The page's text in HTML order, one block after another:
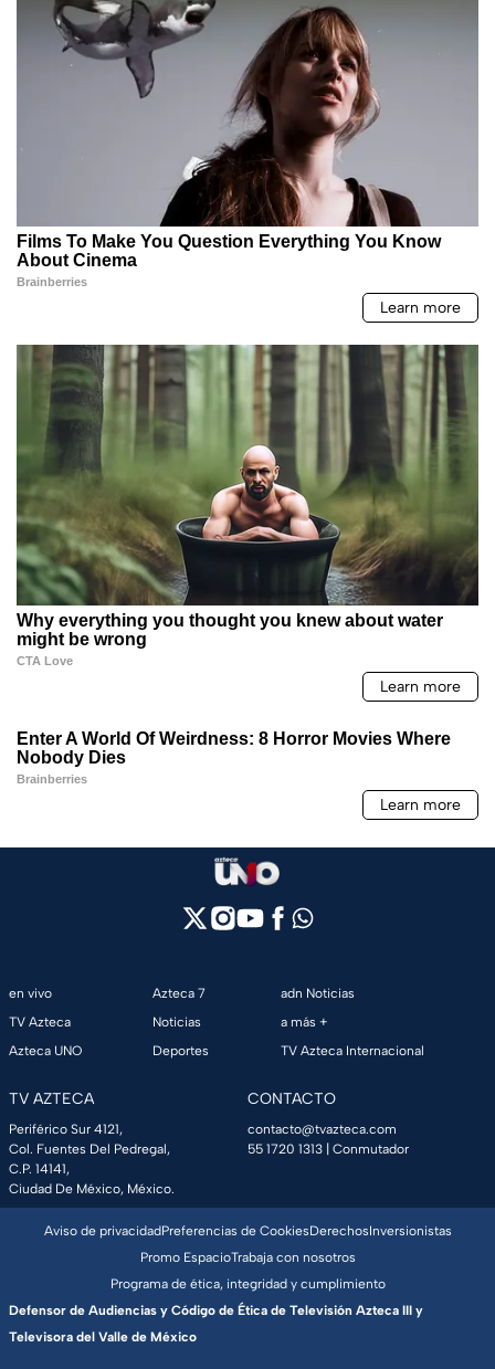
en vivo
TV Azteca
Azteca UNO
Azteca 7
Noticias
Deportes
adn Noticias
a más +
TV Azteca Internacional
TV AZTECA
Periférico Sur 4121,
Col. Fuentes Del Pedregal,
C.P. 14141,
Ciudad De México, México.
CONTACTO
contacto@tvazteca.com
55 1720 1313 | Conmutador
Aviso de privacidadPreferencias de CookiesDerechosInversionistas
Promo EspacioTrabaja con nosotros
Programa de ética, integridad y cumplimiento
Defensor de Audiencias y Código de Ética de Televisión Azteca III y
Televisora del Valle de México